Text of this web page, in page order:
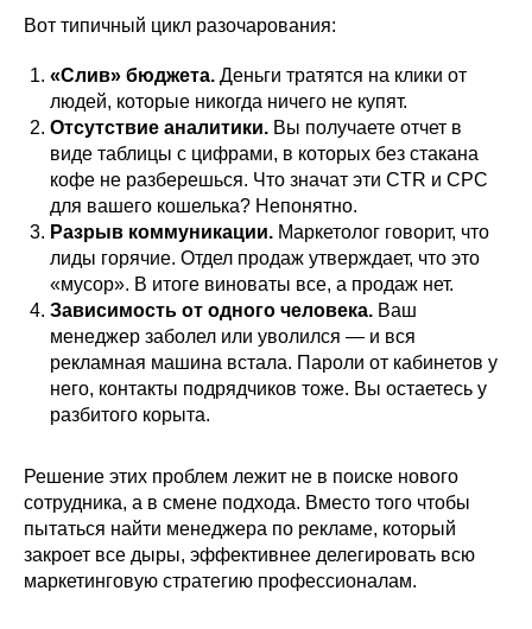
Вот типичный цикл разочарования:
«Слив» бюджета. Деньги тратятся на клики от
людей, которые никогда ничего не купят.
Отсутствие аналитики. Вы получаете отчет в
виде таблицы с цифрами, в которых без стакана
кофе не разберешься. Что значат эти CTR и CPC
для вашего кошелька? Непонятно.
Разрыв коммуникации. Маркетолог говорит, что
лиды горячие. Отдел продаж утверждает, что это
«мусор». В итоге виноваты все, а продаж нет.
Зависимость от одного человека. Ваш
менеджер заболел или уволился — и вся
рекламная машина встала. Пароли от кабинетов у
него, контакты подрядчиков тоже. Вы остаетесь у
разбитого корыта.
Решение этих проблем лежит не в поиске нового
сотрудника, а в смене подхода. Вместо того чтобы
пытаться найти менеджера по рекламе, который
закроет все дыры, эффективнее делегировать всю
маркетинговую стратегию профессионалам.